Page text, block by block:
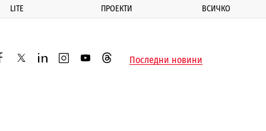
LITE ПРОЕКТИ ВСИЧКО
twitterlinkedininstagram
youtubethreadsПоследни новини